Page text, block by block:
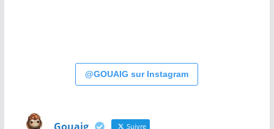
@GOUAIG sur Instagram
Suivre